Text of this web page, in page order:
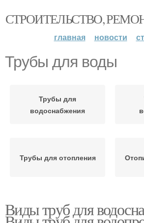
СТРОИТЕЛЬСТВО,
главная новости
Трубы для воды
Трубы для
водоснабжения
Трубы для отопления
Металлические трубы
Виды труб для